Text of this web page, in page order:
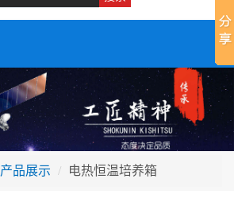
产品展示 电热恒温培养箱